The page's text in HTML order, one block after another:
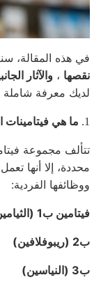
في هذه المقالة،
نقصها ، والآثار
لديك معرفة شاملة
1. ما هي
تتألف مجموعة
محددة، إلا أنها
ووظائفها الفردية:
فيتامين ب1 (الثيامين)
ب2 (ريبوفلافين)
ب3 (النياسين)